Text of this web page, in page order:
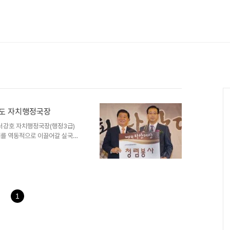
자치행정국장
강호 자치행정국장(행정3급)
역동적으로 이끌어갈 실국장
은 평택 출신으로 평택기계공
(지방인사혁신, 대통령상), 노
1